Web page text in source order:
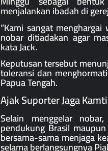
menjalankan ibadah di
“Kami sangat
nobar ditiadakan agar
kata Jack.
Keputusan tersebut
toleransi dan
Papua Tengah.
Ajak Suporter Jaga
Selain menggelar
pendukung Brasil
bersama-sama menjaga
selama berlangsungnya